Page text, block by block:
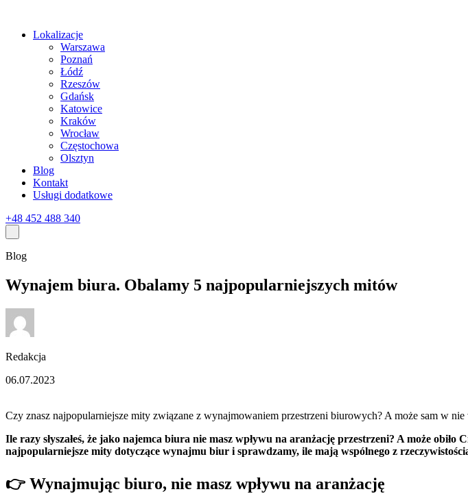
Lokalizacje
Warszawa
Poznań
Łódź
Rzeszów
Gdańsk
Katowice
Kraków
Wrocław
Częstochowa
Olsztyn
Blog
Kontakt
Usługi dodatkowe
+48 452 488 340
Blog
Wynajem biura. Obalamy 5 najpopularniejszych mitów
Redakcja
06.07.2023
Czy znasz najpopularniejsze mity związane z wynajmowaniem przestrzeni biurowych? A może sam w nie
Ile razy słyszałeś, że jako najemca biura nie masz wpływu na aranżację przestrzeni? A może
najpopularniejsze mity dotyczące wynajmu biur i sprawdzamy, ile mają wspólnego z
👉 Wynajmując biuro, nie masz wpływu na aranżację